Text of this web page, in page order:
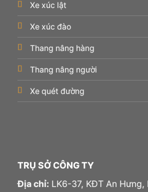
Xe xúc lật
Xe xúc đào
Thang nâng hàng
Thang nâng người
Xe quét đường
TRỤ SỞ CÔNG TY
Địa chỉ: LK6-37, KĐT An Hưng,